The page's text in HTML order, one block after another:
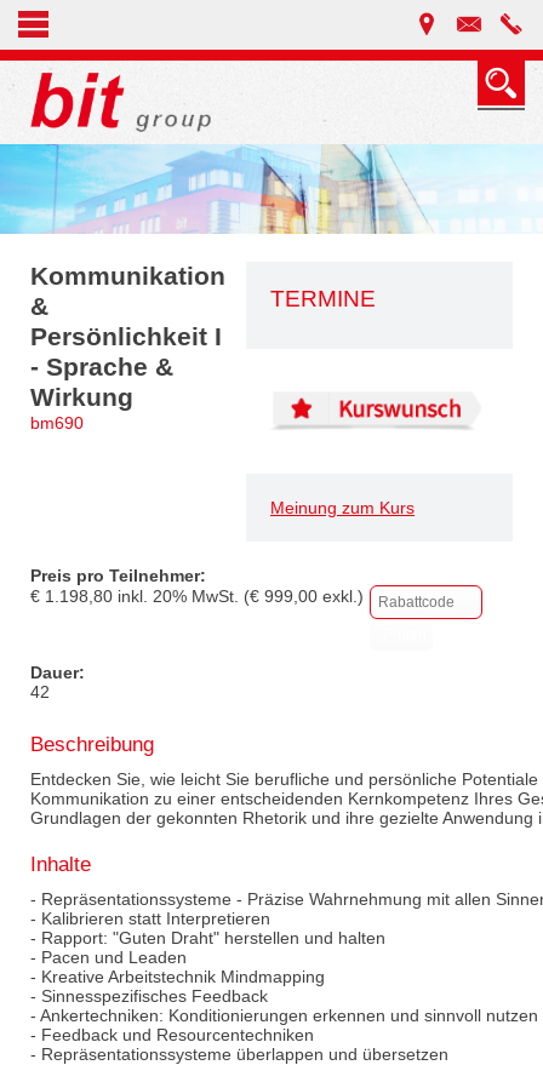
TERMINE
Meinung zum Kurs
Kommunikation
&
Persönlichkeit I
- Sprache &
Wirkung
bm690
Preis pro Teilnehmer:
€ 1.198,80 inkl. 20% MwSt. (€ 999,00 exkl.)
Dauer:
42
Beschreibung
Entdecken Sie, wie leicht Sie berufliche und persönliche
Kommunikation zu einer entscheidenden Kernkompetenz Ihres
Grundlagen der gekonnten Rhetorik und ihre gezielte Anwendung
Inhalte
- Repräsentationssysteme - Präzise Wahrnehmung mit allen
- Kalibrieren statt Interpretieren
- Rapport: "Guten Draht" herstellen und halten
- Pacen und Leaden
- Kreative Arbeitstechnik Mindmapping
- Sinnesspezifisches Feedback
- Ankertechniken: Konditionierungen erkennen und sinnvoll nutzen
- Feedback und Resourcentechniken
- Repräsentationssysteme überlappen und übersetzen